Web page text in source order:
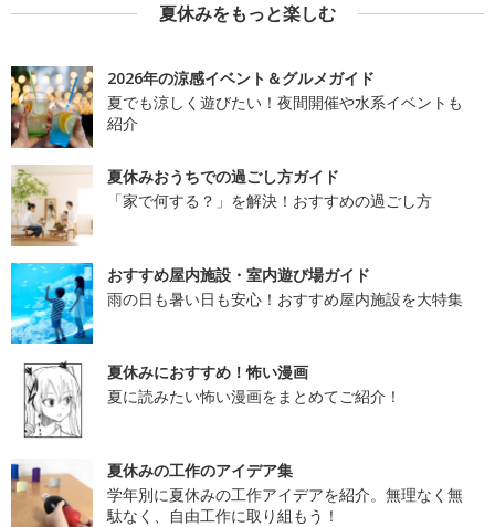
夏休みをもっと楽しむ
2026年の涼感イベント＆グルメガイド
夏でも涼しく遊びたい！夜間開催や水系イベントも
紹介
夏休みおうちでの過ごし方ガイド
「家で何する？」を解決！おすすめの過ごし方
おすすめ屋内施設・室内遊び場ガイド
雨の日も暑い日も安心！おすすめ屋内施設を大特集
夏休みにおすすめ！怖い漫画
夏に読みたい怖い漫画をまとめてご紹介！
夏休みの工作のアイデア集
学年別に夏休みの工作アイデアを紹介。無理なく無
駄なく、自由工作に取り組もう！